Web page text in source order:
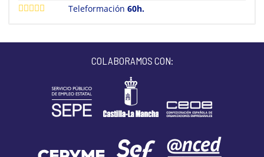
Teleformación60h.
COLABORAMOS CON: